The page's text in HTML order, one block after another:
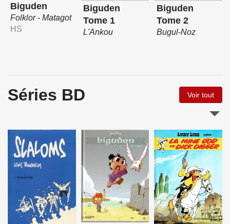
Biguden
Folklor - Matagot
HS
Biguden
Tome 1
L'Ankou
Biguden
Tome 2
Bugul-Noz
Séries BD Voir tout